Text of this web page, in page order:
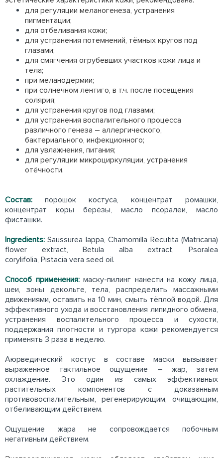
для регуляции меланогенеза, устранения
пигментации;
для отбеливания кожи;
для устранения потемнений, тёмных кругов под
глазами;
для смягчения огрубевших участков кожи лица и
тела;
при меланодермии;
при солнечном лентиго, в т.ч. после посещения
солярия;
для устранения кругов под глазами;
для устранения воспалительного процесса
различного генеза – аллергического,
бактериального, инфекционного;
для увлажнения, питания;
для регуляции микроциркуляции, устранения
отёчности.
Состав: порошок костуса, концентрат ромашки,
концентрат коры берёзы, масло псоралеи, масло
фисташки.
Ingredients: Saussurea lappa, Chamomilla Recutita (Matricaria)
flower extract, Betula alba extract, Psoralea
corylifolia, Pistacia vera seed oil.
Способ применения: маску-пилинг нанести на кожу лица,
шеи, зоны декольте, тела, распределить массажными
движениями, оставить на 10 мин, смыть тёплой водой. Для
эффективного ухода и восстановления липидного обмена,
устранения воспалительного процесса и сухости,
поддержания плотности и тургора кожи рекомендуется
применять 3 раза в неделю.
Аюрведический костус в составе маски вызывает
выраженное тактильное ощущение – жар, затем
охлаждение. Это один из самых эффективных
растительных компонентов с доказанным
противовоспалительным, регенерирующим, очищающим,
отбеливающим действием.
Ощущение жара не сопровождается побочным
негативным действием.